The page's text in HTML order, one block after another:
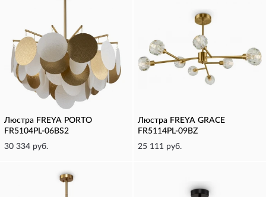
Люстра FREYA PORTO
FR5104PL-06BS2
30 334 руб.
Люстра FREYA GRACE
FR5114PL-09BZ
25 111 руб.